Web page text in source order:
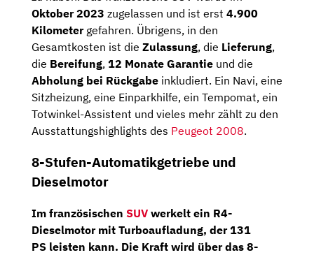
Oktober 2023 zugelassen und ist erst 4.900
Kilometergefahren. Übrigens, in den
Gesamtkosten ist die Zulassung, die Lieferung,
die Bereifung, 12 Monate Garantie und die
Abholung bei Rückgabe inkludiert. Ein Navi, eine
Sitzheizung, eine Einparkhilfe, ein Tempomat, ein
Totwinkel-Assistent und vieles mehr zählt zu den
Ausstattungshighlights des Peugeot 2008.
8-Stufen-Automatikgetriebe und
Dieselmotor
Im französischen SUV werkelt ein R4-
Dieselmotormit Turboaufladung, der131
PS leisten kann. Die Kraft wird über das 8-